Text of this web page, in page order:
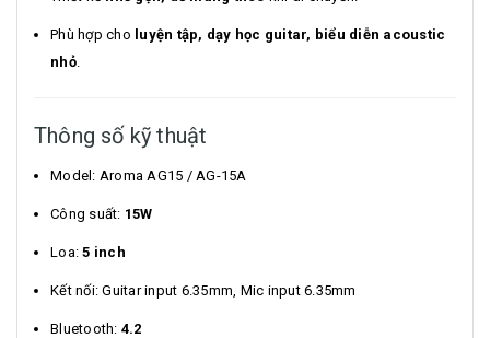
Phù hợp cho luyện tập, dạy học guitar, biểu diễn acoustic
nhỏ.
Thông số kỹ thuật
Model: Aroma AG15 / AG-15A
Công suất: 15W
Loa:5 inch
Kết nối: Guitar input 6.35mm, Mic input 6.35mm
Bluetooth: 4.2